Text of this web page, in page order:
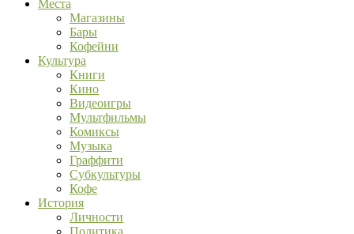
Места
Магазины
Бары
Кофейни
Культура
Книги
Кино
Видеоигры
Мультфильмы
Комиксы
Музыка
Граффити
Субкультуры
Кофе
История
Личности
Политика